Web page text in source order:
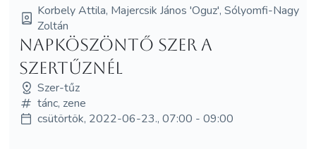
Korbely Attila, Majercsik János 'Oguz', Sólyomfi-Nagy
Zoltán
Napköszöntő Szer a
Szertűznél
Szer-tűz
tánc, zene
csütörtök, 2022-06-23., 07:00 - 09:00